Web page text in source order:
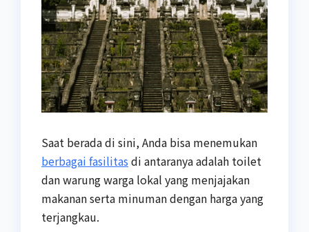
Saat berada di sini, Anda bisa menemukan
berbagai fasilitas di antaranya adalah toilet
dan warung warga lokal yang menjajakan
makanan serta minuman dengan harga yang
terjangkau.